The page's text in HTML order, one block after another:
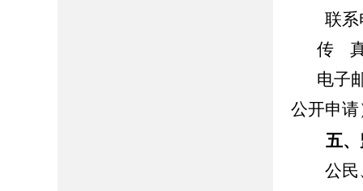
联系电
传 真
电子
公开申请
五
公民、